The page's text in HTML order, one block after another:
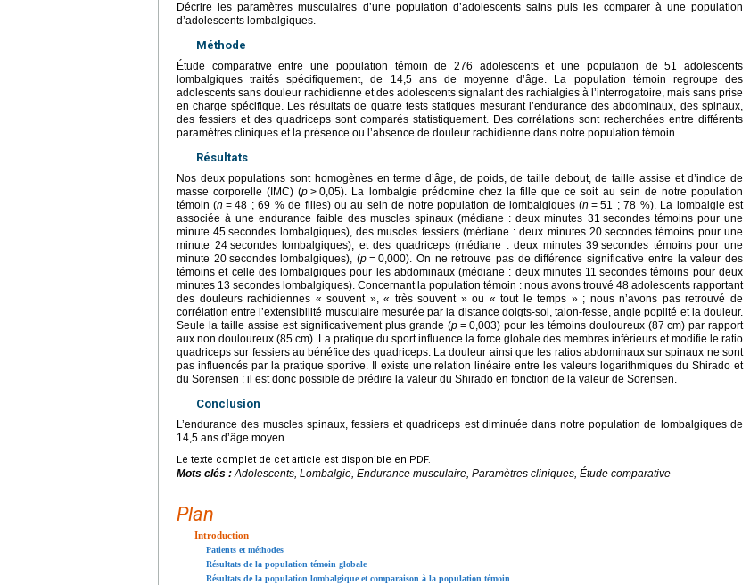
Décrire les paramètres musculaires d’une population d’adolescents sains puis les comparer à une population
d’adolescents lombalgiques.
Méthode
Étude comparative entre une population témoin de 276 adolescents et une population de 51 adolescents
lombalgiques traités spécifiquement, de 14,5 ans de moyenne d’âge. La population témoin regroupe des
adolescents sans douleur rachidienne et des adolescents signalant des rachialgies à l’interrogatoire, mais sans prise
en charge spécifique. Les résultats de quatre tests statiques mesurant l’endurance des abdominaux, des spinaux,
des fessiers et des quadriceps sont comparés statistiquement. Des corrélations sont recherchées entre différents
paramètres cliniques et la présence ou l’absence de douleur rachidienne dans notre population témoin.
Résultats
Nos deux populations sont homogènes en terme d’âge, de poids, de taille debout, de taille assise et d’indice de
masse corporelle (IMC) (p > 0,05). La lombalgie prédomine chez la fille que ce soit au sein de notre population
témoin (n = 48 ; 69 % de filles) ou au sein de notre population de lombalgiques (n = 51 ; 78 %). La lombalgie est
associée à une endurance faible des muscles spinaux (médiane : deux minutes 31 secondes témoins pour une
minute 45 secondes lombalgiques), des muscles fessiers (médiane : deux minutes 20 secondes témoins pour une
minute 24 secondes lombalgiques), et des quadriceps (médiane : deux minutes 39 secondes témoins pour une
minute 20 secondes lombalgiques), (p = 0,000). On ne retrouve pas de différence significative entre la valeur des
témoins et celle des lombalgiques pour les abdominaux (médiane : deux minutes 11 secondes témoins pour deux
minutes 13 secondes lombalgiques). Concernant la population témoin : nous avons trouvé 48 adolescents rapportant
des douleurs rachidiennes « souvent », « très souvent » ou « tout le temps » ; nous n’avons pas retrouvé de
corrélation entre l’extensibilité musculaire mesurée par la distance doigts-sol, talon-fesse, angle poplité et la douleur.
Seule la taille assise est significativement plus grande (p = 0,003) pour les témoins douloureux (87 cm) par rapport
aux non douloureux (85 cm). La pratique du sport influence la force globale des membres inférieurs et modifie le ratio
quadriceps sur fessiers au bénéfice des quadriceps. La douleur ainsi que les ratios abdominaux sur spinaux ne sont
pas influencés par la pratique sportive. Il existe une relation linéaire entre les valeurs logarithmiques du Shirado et
du Sorensen : il est donc possible de prédire la valeur du Shirado en fonction de la valeur de Sorensen.
Conclusion
L’endurance des muscles spinaux, fessiers et quadriceps est diminuée dans notre population de lombalgiques de
14,5 ans d’âge moyen.
Le texte complet de cet article est disponible en PDF.
Mots clés :Adolescents, Lombalgie, Endurance musculaire, Paramètres cliniques, Étude comparative
Plan
Introduction
Patients et méthodes
Résultats de la population témoin globale
Résultats de la population lombalgique et comparaison à la population témoin